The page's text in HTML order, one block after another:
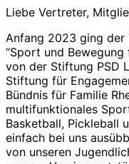
Liebe Vertreter,
Anfang 2023 ging der
“Sport und
von der Stiftung PSD
Stiftung für
Bündnis für Familie
multifunktionales
Basketball, Pickleball
einfach bei uns
von unseren